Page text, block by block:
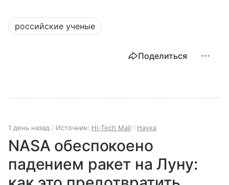
российские ученые
Поделиться
1 день назад Источник: Hi-Tech Mail Наука
NASA обеспокоено
падением ракет на Луну: